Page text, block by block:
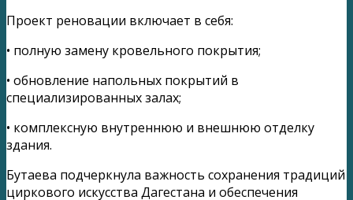
Проект реновации включает в себя:
• полную замену кровельного покрытия;
• обновление напольных покрытий в
специализированных залах;
• комплексную внутреннюю и внешнюю отделку
здания.
Бутаева подчеркнула важность сохранения традиций
циркового искусства Дагестана и обеспечения